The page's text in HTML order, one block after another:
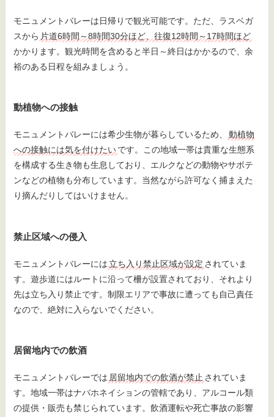
モニュメントバレーは日帰りで観光可能です。ただ、ラスベガ
スから 片道6時間～8時間30分ほど、往復12時間～17時間ほど
かかります。観光時間を含めると半日～終日はかかるので、余
裕のある日程を組みましょう。
動植物への接触
モニュメントバレーには希少生物が暮らしているため、動植物
への接触には気を付けたいです。この地域一帯は貴重な生態系
を構成する生き物も生息しており、エルクなどの動物やサボテ
ンなどの植物も分布しています。当然ながら許可なく捕まえた
り摘んだりしてはいけません。
禁止区域への侵入
モニュメントバレーには 立ち入り禁止区域が設定 されていま
す。遊歩道にはルートに沿って柵が設置されており、それより
先は立ち入り禁止です。制限エリアで事故に遭っても自己責任
なので、絶対に入らないでください。
居留地内での飲酒
モニュメントバレーでは 居留地内での飲酒が禁止 されていま
す。地域一帯はナバホネイションの管轄であり、アルコール類
の提供・販売も禁じられています。飲酒運転や死亡事故の影響